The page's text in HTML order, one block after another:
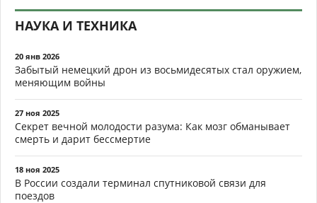
НАУКА И ТЕХНИКА
20 янв 2026
Забытый немецкий дрон из восьмидесятых стал оружием,
меняющим войны
27 ноя 2025
Секрет вечной молодости разума: Как мозг обманывает
смерть и дарит бессмертие
18 ноя 2025
В России создали терминал спутниковой связи для
поездов